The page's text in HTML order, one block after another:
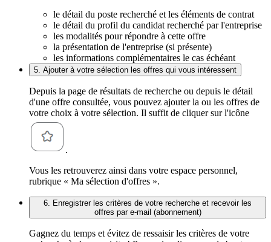
le détail du poste recherché et les éléments de contrat
le détail du profil du candidat recherché par l'entreprise
les modalités pour répondre à cette offre
la présentation de l'entreprise (si présente)
les informations complémentaires le cas échéant
5. Ajouter à votre sélection les offres qui vous intéressent
Depuis la page de résultats de recherche ou depuis le détail
d'une offre consultée, vous pouvez ajouter la ou les offres de
votre choix à votre sélection. Il suffit de cliquer sur l'icône
.
Vous les retrouverez ainsi dans votre espace personnel,
rubrique « Ma sélection d'offres ».
6. Enregistrer les critères de votre recherche et recevoir les
offres par e-mail (abonnement)
Gagnez du temps et évitez de ressaisir les critères de votre